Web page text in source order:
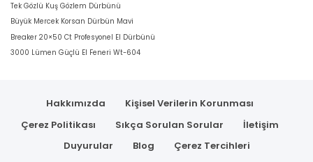
Tek Gözlü Kuş Gözlem Dürbünü
Büyük Mercek Korsan Dürbün Mavi
Breaker 20×50 Ct Profesyonel El Dürbünü
3000 Lümen Güçlü El Feneri Wt-604
Hakkımızda
Kişisel Verilerin Korunması
Çerez Politikası
Sıkça Sorulan Sorular
İletişim
Duyurular
Blog Çerez Tercihleri